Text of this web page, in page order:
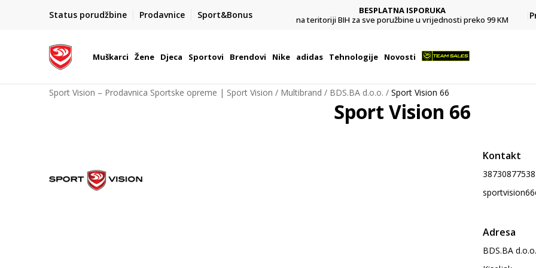
Status porudžbine Prodavnice Sport&Bonus
POZOVITE NAS NA : 055/490-400
Pon-Pet od 9h - 16h
BESPLATNA ISPORUKA
na teritoriji BIH za sve poružbine u vrijednosti preko 99 KM
Muškarci Žene Djeca Sportovi Brendovi Nike adidas Tehnologije Novosti
Sport Vision – Prodavnica Sportske opreme | Sport Vision Multibrand BDS.BA d.o.o. Sport Vision 66
Sport Vision 66
Kontakt
38730877538
Adresa
BDS.BA d.o.o.